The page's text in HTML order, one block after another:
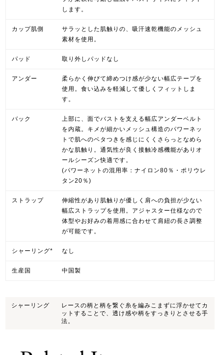
します。
カップ肌側
サラッとした肌触りの、吸汗速乾機能のメッシュ
素材を使用。
パッド 取り外しパッドなし
アンダー
柔らかく伸びて締めつけ感が少ない幅広テープを
使用。食い込みを軽減して優しくフィットしま
す。
バック
上部に、面でバストを支える幅広アンダーベルト
を内蔵。キメが細かいメッシュ構造のパワーネッ
トで肌へのベタつきを感じにくくさらっとなめら
かな肌触り。通気性が良く接触冷感機能がありオ
ールシーズン快適です。
(パワーネットの混用率：ナイロン80％・ポリウレ
タン20％)
ストラップ
伸縮性があり肌触りが優しく肩への負担が少ない
幅広ストラップを使用。アジャスター仕様なので
体型やお好みの着用感に合わせて肩紐の長さ調整
が可能です。
シャーリング* なし
生産国 中国製
シャーリング
レースの柄と柄を繋ぐ糸を編みこまずに浮かせてカ
ットすることで、透け感や柄をすっきりとさせる手
法。